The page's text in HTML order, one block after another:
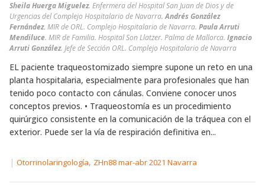
Sheila Huerga Miguelez. Enfermera del Hospital San Juan de Dios y de
Urgencias del Complejo Hospitalario de Navarra.Andrés González
Fernández. MIR de ORL. Complejo Hospitalario de Navarra. Paula Arruti
Mendiluce. MIR de Familia. Hospital Son Llatzer. Palma de Mallorca. Ignacio
Arruti González. Jefe de Sección ORL. Complejo Hospitalario de Navarra
EL paciente traqueostomizado siempre supone un reto en una
planta hospitalaria, especialmente para profesionales que han
tenido poco contacto con cánulas. Conviene conocer unos
conceptos previos. • Traqueostomía es un procedimiento
quirúrgico consistente en la comunicación de la tráquea con el
exterior. Puede ser la vía de respiración definitiva en...
| Otorrinolaringología, ZHn88 mar-abr 2021 Navarra